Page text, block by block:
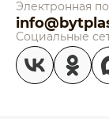
Электронная
Социальные